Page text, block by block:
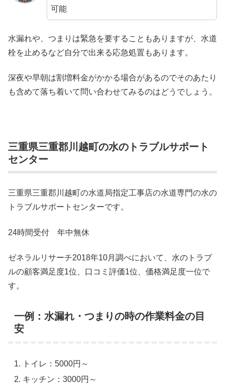
可能
水漏れや、つまりは緊急を要することもありますが、水道
栓を止めるなど自分で出来る応急処置もあります。
深夜や早朝は割増料金がかかる場合があるのでそのあたり
も含めて落ち着いて問い合わせてみるのはどうでしょう。
三重県三重郡川越町の水のトラブルサポート
センター
三重県三重郡川越町の水道局指定工事店の水道専門の水の
トラブルサポートセンターです。
24時間受付 年中無休
ゼネラルリサーチ2018年10月調べにおいて、水のトラブ
ルの顧客満足度1位、口コミ評価1位、価格満足度一位で
す。
一例：水漏れ・つまりの時の作業料金の目
安
トイレ：5000円～
キッチン：3000円～